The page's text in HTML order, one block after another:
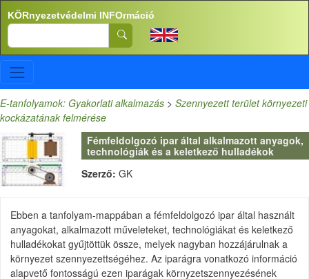
Ugrás a tartalomra
KÖRnyezetvédelmi INFOrmáció
Search
E-tanfolyamok: Gyakorlati alkalmazás > Szennyezett terület környezeti
kockázatának felmérése
Fémfeldolgozó ipar által alkalmazott anyagok,
technológiák és a keletkező hulladékok
Szerző: GK
Ebben a tanfolyam-mappában a fémfeldolgozó ipar által használt
anyagokat, alkalmazott műveleteket, technológiákat és keletkező
hulladékokat gyűjtöttük össze, melyek nagyban hozzájárulnak a
környezet szennyezettségéhez. Az iparágra vonatkozó információ
alapvető fontosságú ezen iparágak környzetszennyezésének